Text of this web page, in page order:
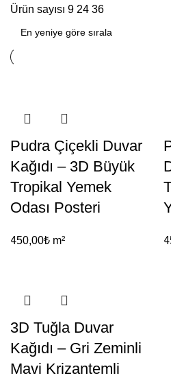
Ürün sayısı 9 24 36
Pudra Çiçekli Duvar
Kağıdı – 3D Büyük
Tropikal Yemek
Odası Posteri
450,00₺ m²
3D Tuğla Duvar
Kağıdı – Gri Zeminli
Mavi Krizantemli